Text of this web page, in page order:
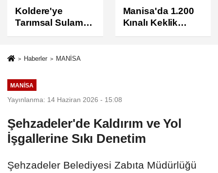
Manisa'da 1.200
Kınalı Keklik
Doğaya Salındı
Turgutlu'da 8
Ağustos
Cumartesi Günü
Haberler MANİSA
MANİSA
Yayınlanma: 14 Haziran 2026 - 15:08
Şehzadeler'de Kaldırım ve Yol
İşgallerine Sıkı Denetim
Şehzadeler Belediyesi Zabıta Müdürlüğü